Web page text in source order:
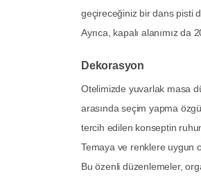
geçireceğiniz bir dans pisti
Ayrıca, kapalı alanımız da
Dekorasyon
Otelimizde yuvarlak masa
arasında seçim yapma
tercih edilen konseptin
Temaya ve renklere uygun
Bu özenli düzenlemeler,